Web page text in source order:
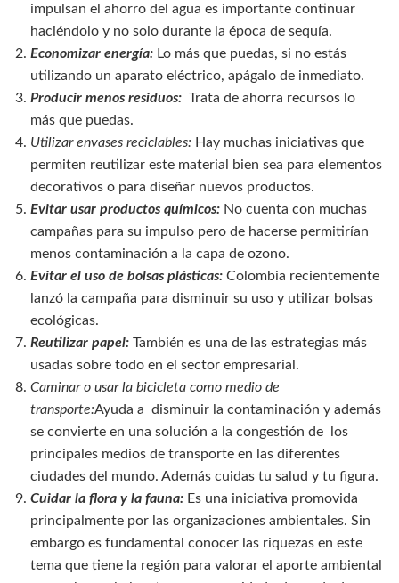
impulsan el ahorro del agua es importante continuar
haciéndolo y no solo durante la época de sequía.
Economizar energía: Lo más que puedas, si no estás
utilizando un aparato eléctrico, apágalo de inmediato.
Producir menos residuos: Trata de ahorra recursos lo
más que puedas.
Utilizar envases reciclables: Hay muchas iniciativas que
permiten reutilizar este material bien sea para elementos
decorativos o para diseñar nuevos productos.
Evitar usar productos químicos: No cuenta con muchas
campañas para su impulso pero de hacerse permitirían
menos contaminación a la capa de ozono.
Evitar el uso de bolsas plásticas: Colombia recientemente
lanzó la campaña para disminuir su uso y utilizar bolsas
ecológicas.
Reutilizar papel: También es una de las estrategias más
usadas sobre todo en el sector empresarial.
Caminar o usar la bicicleta como medio de
transporte:Ayuda a disminuir la contaminación y además
se convierte en una solución a la congestión de los
principales medios de transporte en las diferentes
ciudades del mundo. Además cuidas tu salud y tu figura.
Cuidar la flora y la fauna: Es una iniciativa promovida
principalmente por las organizaciones ambientales. Sin
embargo es fundamental conocer las riquezas en este
tema que tiene la región para valorar el aporte ambiental